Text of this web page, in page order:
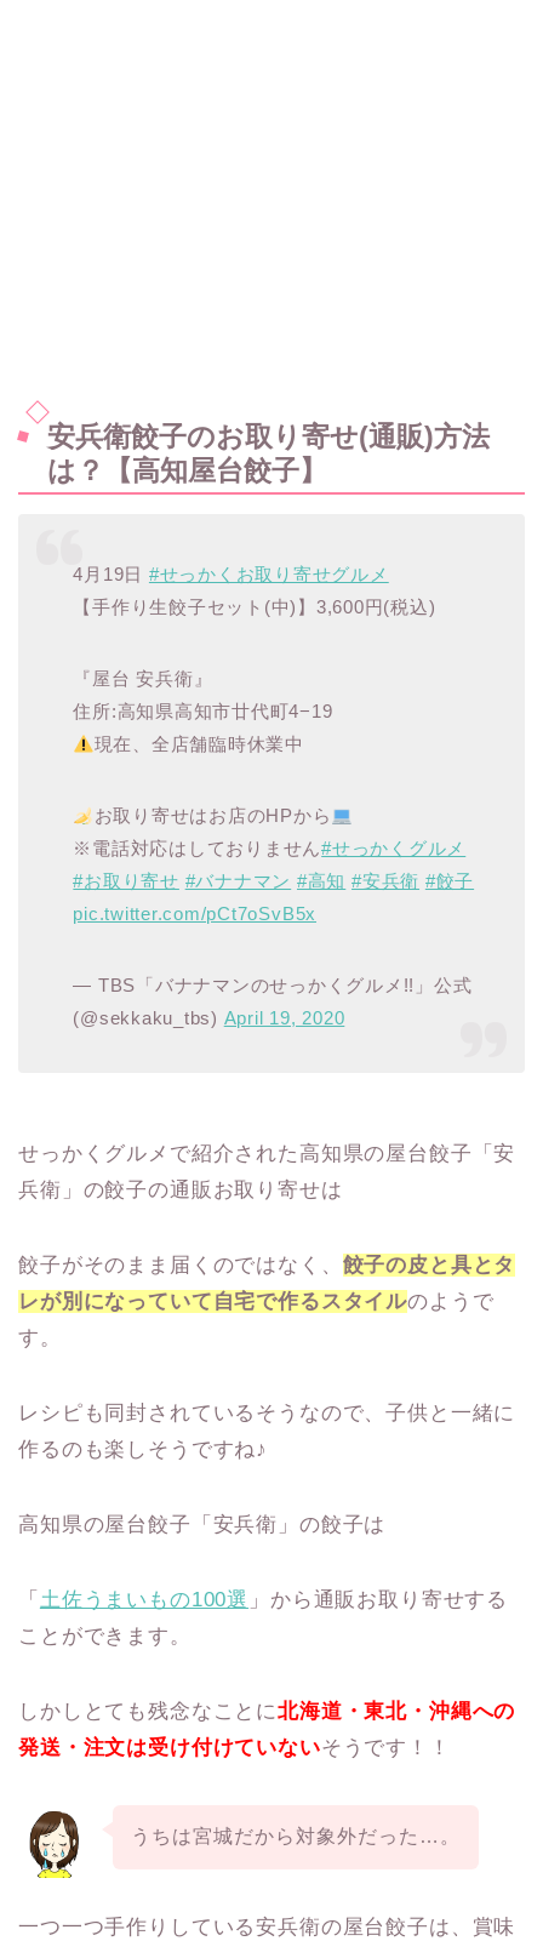
安兵衛餃子のお取り寄せ(通販)方法
は？【高知屋台餃子】
4月19日 #せっかくお取り寄せグルメ
【手作り生餃子セット(中)】3,600円(税込)
『屋台 安兵衛』
住所:高知県高知市廿代町4−19
現在、全店舗臨時休業中
お取り寄せはお店のHPから
※電話対応はしておりません#せっかくグルメ
#お取り寄せ #バナナマン #高知 #安兵衛 #餃子
pic.twitter.com/pCt7oSvB5x
— TBS「バナナマンのせっかくグルメ!!」公式
(@sekkaku_tbs) April 19, 2020
せっかくグルメで紹介された高知県の屋台餃子「安
兵衛」の餃子の通販お取り寄せは
餃子がそのまま届くのではなく、 餃子の皮と具とタ
レが別になっていて自宅で作るスタイルのようで
す。
レシピも同封されているそうなので、子供と一緒に
作るのも楽しそうですね♪
高知県の屋台餃子「安兵衛」の餃子は
「 土佐うまいもの100選 」から通販お取り寄せする
ことができます。
しかしとても残念なことに北海道・東北・沖縄への
発送・注文は受け付けていないそうです！！
うちは宮城だから対象外だった…。
一つ一つ手作りしている安兵衛の屋台餃子は、賞味